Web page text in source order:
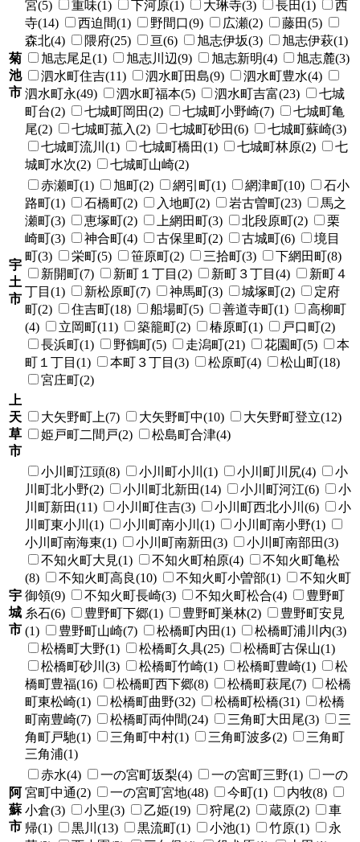
菊
池
市
宮(5)
重味(1) 下河原(1) 大琳寺(3) 長田(1)
西
寺(14)
西迫間(1) 野間口(9) 広瀬(2)
藤田(5)
森北(4)
隈府(25) 亘(6) 旭志伊坂(3)
旭志伊萩(1)
旭志尾足(1)
旭志川辺(9) 旭志新明(4)
旭志麓(3)
泗水町住吉(11)
泗水町田島(9)
泗水町豊水(4)
泗水町永(49)
泗水町福本(5) 泗水町吉富(23)
七城
町台(2)
七城町岡田(2) 七城町小野崎(7)
七城町亀
尾(2)
七城町菰入(2) 七城町砂田(6)
七城町蘇崎(3)
七城町流川(1)
七城町橋田(1) 七城町林原(2)
七
城町水次(2)
七城町山崎(2)
宇
土
市
赤瀬町(1) 旭町(2) 網引町(1) 網津町(10)
石小
路町(1)
石橋町(2) 入地町(2) 岩古曽町(23)
馬之
瀬町(3)
恵塚町(2) 上網田町(3) 北段原町(2)
栗
崎町(3)
神合町(4) 古保里町(2) 古城町(6)
境目
町(3)
栄町(5) 笹原町(2) 三拾町(3)
下網田町(8)
新開町(7)
新町１丁目(2) 新町３丁目(4)
新町４
丁目(1)
新松原町(7) 神馬町(3) 城塚町(2)
定府
町(2)
住吉町(18) 船場町(5) 善道寺町(1)
高柳町
(4)
立岡町(11) 築籠町(2) 椿原町(1)
戸口町(2)
長浜町(1)
野鶴町(5) 走潟町(21) 花園町(5)
本
町１丁目(1)
本町３丁目(3) 松原町(4)
松山町(18)
宮庄町(2)
上
天
草
市
大矢野町上(7) 大矢野町中(10)
大矢野町登立(12)
姫戸町二間戸(2)
松島町合津(4)
宇
城
市
小川町江頭(8) 小川町小川(1) 小川町川尻(4)
小
川町北小野(2)
小川町北新田(14) 小川町河江(6)
小
川町新田(11)
小川町住吉(3) 小川町西北小川(6)
小
川町東小川(1)
小川町南小川(1)
小川町南小野(1)
小川町南海東(1)
小川町南新田(3)
小川町南部田(3)
不知火町大見(1)
不知火町柏原(4)
不知火町亀松
(8)
不知火町高良(10) 不知火町小曽部(1)
不知火町
御領(9)
不知火町長崎(3) 不知火町松合(4)
豊野町
糸石(6)
豊野町下郷(1) 豊野町巣林(2)
豊野町安見
(1)
豊野町山崎(7) 松橋町内田(1)
松橋町浦川内(3)
松橋町大野(1)
松橋町久具(25)
松橋町古保山(1)
松橋町砂川(3)
松橋町竹崎(1) 松橋町豊崎(1)
松
橋町豊福(16)
松橋町西下郷(8) 松橋町萩尾(7)
松橋
町東松崎(1)
松橋町曲野(32) 松橋町松橋(31)
松橋
町南豊崎(7)
松橋町両仲間(24) 三角町大田尾(3)
三
角町戸馳(1)
三角町中村(1) 三角町波多(2)
三角町
三角浦(1)
阿
蘇
市
赤水(4) 一の宮町坂梨(4) 一の宮町三野(1)
一の
宮町中通(2)
一の宮町宮地(48) 今町(1)
内牧(8)
小倉(3)
小里(3) 乙姫(19) 狩尾(2) 蔵原(2)
車
帰(1)
黒川(13) 黒流町(1) 小池(1) 竹原(1)
永